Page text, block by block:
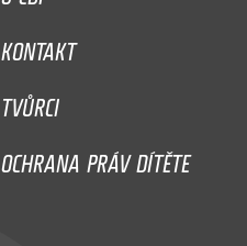
KONTAKT
TVŮRCI
OCHRANA PRÁV DÍTĚTE